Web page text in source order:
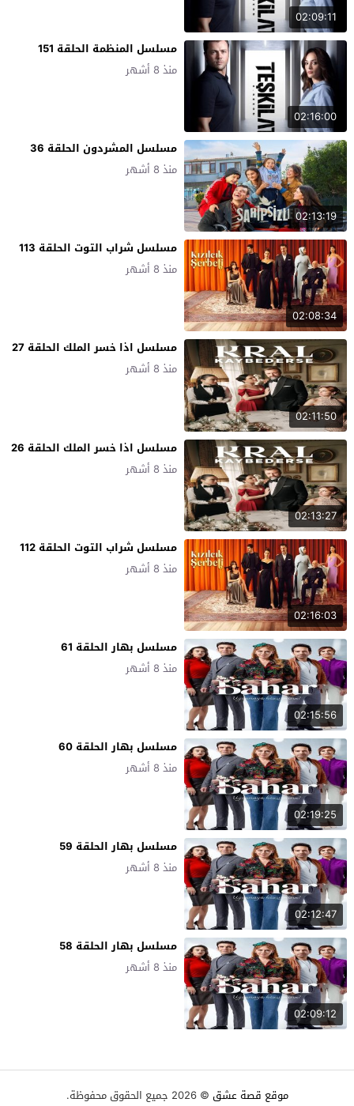
02:09:11
02:16:00
مسلسل المنظمة الحلقة 151
منذ 8 أشهر
02:13:19
مسلسل المشردون الحلقة 36
منذ 8 أشهر
02:08:34
مسلسل شراب التوت الحلقة 113
منذ 8 أشهر
02:11:50
مسلسل اذا خسر الملك الحلقة 27
منذ 8 أشهر
02:13:27
مسلسل اذا خسر الملك الحلقة 26
منذ 8 أشهر
02:16:03
مسلسل شراب التوت الحلقة 112
منذ 8 أشهر
02:15:56
مسلسل بهار الحلقة 61
منذ 8 أشهر
02:19:25
مسلسل بهار الحلقة 60
منذ 8 أشهر
02:12:47
مسلسل بهار الحلقة 59
منذ 8 أشهر
02:09:12
مسلسل بهار الحلقة 58
منذ 8 أشهر
موقع قصة عشق © 2026 جميع الحقوق محفوظة.